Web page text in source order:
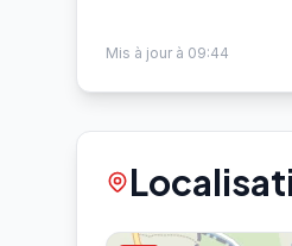
Mis à jour à 09:44